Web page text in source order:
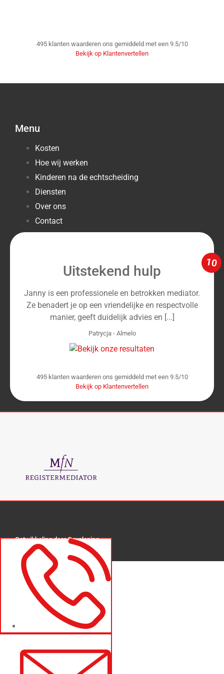
klanten waarderen ons gemiddeld met een
Kosten
Hoe wij werken
Kinderen na de echtscheiding
Diensten
Over ons
Contact
10
Uitstekend hulp
Janny is een professionele en betrokken mediator.
Ze benadert je op een vriendelijke en respectvolle
manier, geeft duidelijk advies en [...]
Patrycja - Almelo
klanten waarderen ons gemiddeld met een
Ontwikkeling door Developing